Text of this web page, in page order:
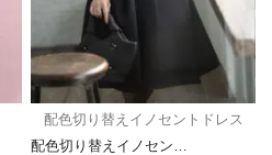
配色切り替えイノセントドレス
配色切り替えイノセン…